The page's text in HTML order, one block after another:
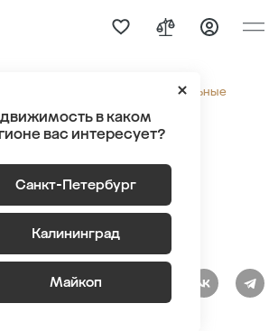
в каком
вас интересует?
Санкт-Петербург
Калининград
Майкоп
посетила строящиеся социальные
Питер»
комиссия
строящиеся
объекты ЖК